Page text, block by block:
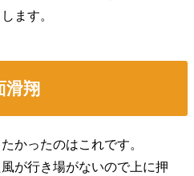
ます。
翔
かったのはこれです。
が行き場がないので上に押